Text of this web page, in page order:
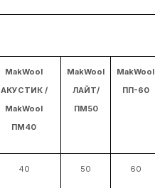
MakWool
АКУСТИК /
MakWool
ПМ40
MakWool
ЛАЙТ/
ПМ50
MakWool
ПП-60
40 50 60